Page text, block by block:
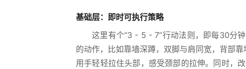
基础层：即时可执行策略
这里有个“3 - 5 - 7”行动法则，即每30分
的动作，比如靠墙深蹲，双脚与肩同宽，背部
用手轻轻拉住头部，感受颈部的拉伸。同时，